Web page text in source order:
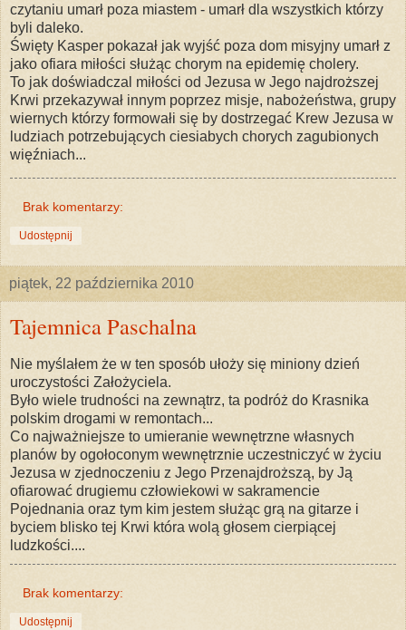
czytaniu umarł poza miastem - umarł dla wszystkich którzy
byli daleko.
Święty Kasper pokazał jak wyjść poza dom misyjny umarł z
jako ofiara miłości służąc chorym na epidemię cholery.
To jak doświadczal miłości od Jezusa w Jego najdroższej
Krwi przekazywał innym poprzez misje, nabożeństwa, grupy
wiernych którzy formowałi się by dostrzegać Krew Jezusa w
ludziach potrzebujących ciesiabych chorych zagubionych
więźniach...
Brak komentarzy:
Udostępnij
piątek, 22 października 2010
Tajemnica Paschalna
Nie myślałem że w ten sposób ułoży się miniony dzień
uroczystości Założyciela.
Było wiele trudności na zewnątrz, ta podróż do Krasnika
polskim drogami w remontach...
Co najważniejsze to umieranie wewnętrzne własnych
planów by ogołoconym wewnętrznie uczestniczyć w życiu
Jezusa w zjednoczeniu z Jego Przenajdroższą, by Ją
ofiarować drugiemu człowiekowi w sakramencie
Pojednania oraz tym kim jestem służąc grą na gitarze i
byciem blisko tej Krwi która wolą głosem cierpiącej
ludzkości....
Brak komentarzy:
Udostępnij